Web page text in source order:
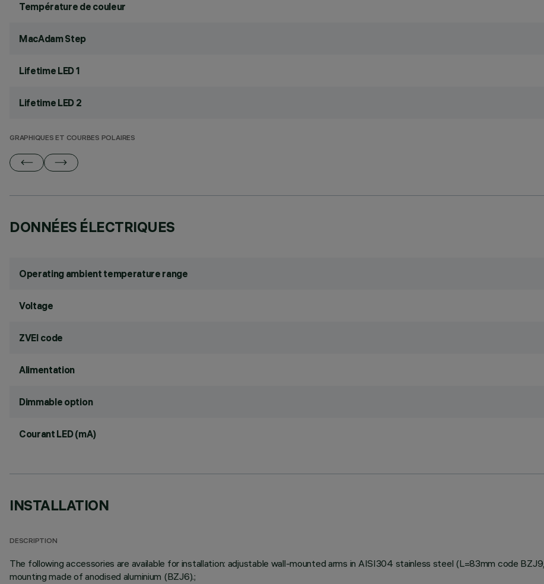
Température de couleur
MacAdam Step
Lifetime LED 1
Lifetime LED 2
GRAPHIQUES ET COURBES POLAIRES
DONNÉES ÉLECTRIQUES
Operating ambient temperature range
Voltage
ZVEI code
Alimentation
Dimmable option
Courant LED (mA)
INSTALLATION
DESCRIPTION
The following accessories are available for installation: adjustable wall-mounted arms in AISI304 stainless steel (L=83mm code
mounting made of anodised aluminium (BZJ6).;